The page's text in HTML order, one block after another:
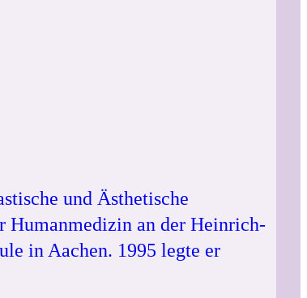
und Ästhetische
Humanmedizin an der Heinrich-
in Aachen. 1995 legte er